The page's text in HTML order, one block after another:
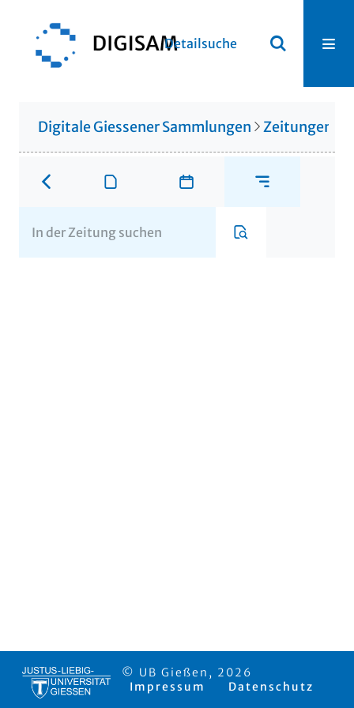
Detailsuche
Digitale Giessener Sammlungen Zeitungen
© UB Gießen, 2026
Impressum
Datenschutz